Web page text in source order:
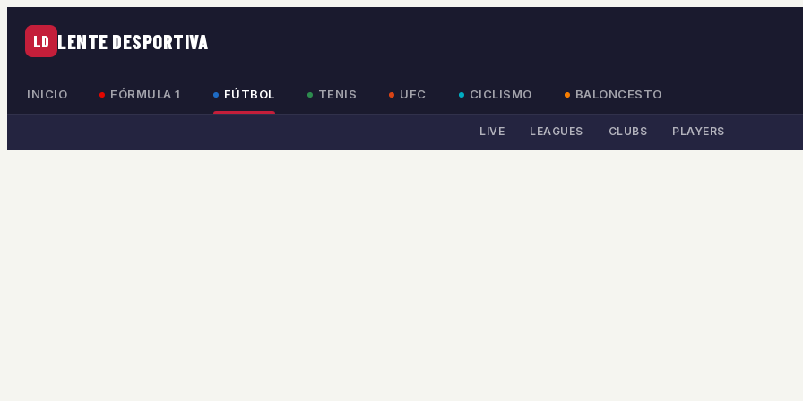
LD LENTE DESPORTIVA
INICIO FÓRMULA 1 FÚTBOL TENIS UFC CICLISMO BALONCESTO
LIVE LEAGUES CLUBS PLAYERS